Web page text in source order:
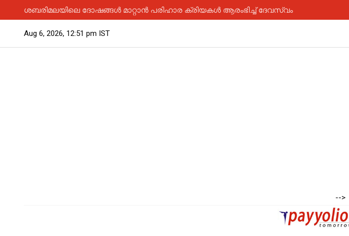
ശബരിമലയിലെ ദോഷങ്ങൾ മാറ്റാൻ പരിഹാര ക്രിയകൾ ആരംഭിച്ച് ദേവസ്വം
Aug 6, 2026, 12:51 pm IST
-->